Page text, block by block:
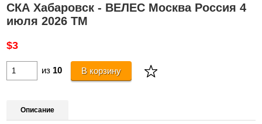
СКА Хабаровск - ВЕЛЕС Москва Россия 4
июля 2026 ТМ
$3
из 10 В корзину
Описание